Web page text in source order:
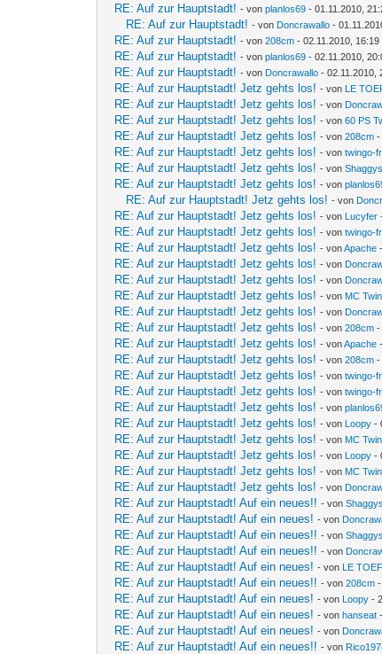
RE: Auf zur Hauptstadt! - vonplanlos69 - 01.11.2010,
RE: Auf zur Hauptstadt! - von Doncrawallo -
RE: Auf zur Hauptstadt! - von208cm - 02.11.2010, 16:19
RE: Auf zur Hauptstadt! - vonplanlos69 - 02.11.2010,
RE: Auf zur Hauptstadt! - von Doncrawallo - 02.11.2010,
RE: Auf zur Hauptstadt! Jetz gehts los! - von LE
RE: Auf zur Hauptstadt! Jetz gehts los! - von
RE: Auf zur Hauptstadt! Jetz gehts los! - von60 PS
RE: Auf zur Hauptstadt! Jetz gehts los! - von208cm -
RE: Auf zur Hauptstadt! Jetz gehts los! - vontwingo-
RE: Auf zur Hauptstadt! Jetz gehts los! - vonShaggys
RE: Auf zur Hauptstadt! Jetz gehts los! - von
RE: Auf zur Hauptstadt! Jetz gehts los! - von
RE: Auf zur Hauptstadt! Jetz gehts los! - von Lucyfer
RE: Auf zur Hauptstadt! Jetz gehts los! - vontwingo-
RE: Auf zur Hauptstadt! Jetz gehts los! - vonApache
RE: Auf zur Hauptstadt! Jetz gehts los! - von
RE: Auf zur Hauptstadt! Jetz gehts los! - von
RE: Auf zur Hauptstadt! Jetz gehts los! - von MC
RE: Auf zur Hauptstadt! Jetz gehts los! - von
RE: Auf zur Hauptstadt! Jetz gehts los! - von208cm -
RE: Auf zur Hauptstadt! Jetz gehts los! - vonApache
RE: Auf zur Hauptstadt! Jetz gehts los! - von208cm -
RE: Auf zur Hauptstadt! Jetz gehts los! - vontwingo-
RE: Auf zur Hauptstadt! Jetz gehts los! - vontwingo-
RE: Auf zur Hauptstadt! Jetz gehts los! - von
RE: Auf zur Hauptstadt! Jetz gehts los! - von Loopy -
RE: Auf zur Hauptstadt! Jetz gehts los! - von MC
RE: Auf zur Hauptstadt! Jetz gehts los! - von Loopy -
RE: Auf zur Hauptstadt! Jetz gehts los! - von MC
RE: Auf zur Hauptstadt! Jetz gehts los! - von
RE: Auf zur Hauptstadt! Auf ein neues!! - vonShaggys
RE: Auf zur Hauptstadt! Auf ein neues! - von
RE: Auf zur Hauptstadt! Auf ein neues!! - vonShaggys
RE: Auf zur Hauptstadt! Auf ein neues!! - von
RE: Auf zur Hauptstadt! Auf ein neues! - von LE
RE: Auf zur Hauptstadt! Auf ein neues!! - von208cm
RE: Auf zur Hauptstadt! Auf ein neues! - von Loopy -
RE: Auf zur Hauptstadt! Auf ein neues! - vonhanseat
RE: Auf zur Hauptstadt! Auf ein neues! - von
RE: Auf zur Hauptstadt! Auf ein neues!! - von